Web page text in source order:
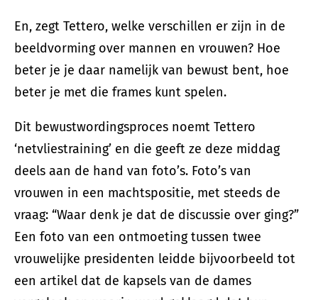
En, zegt Tettero, welke verschillen er zijn in de
beeldvorming over mannen en vrouwen? Hoe
beter je je daar namelijk van bewust bent, hoe
beter je met die frames kunt spelen.
Dit bewustwordingsproces noemt Tettero
‘netvliestraining’ en die geeft ze deze middag
deels aan de hand van foto’s. Foto’s van
vrouwen in een machtspositie, met steeds de
vraag: “Waar denk je dat de discussie over ging?”
Een foto van een ontmoeting tussen twee
vrouwelijke presidenten leidde bijvoorbeeld tot
een artikel dat de kapsels van de dames